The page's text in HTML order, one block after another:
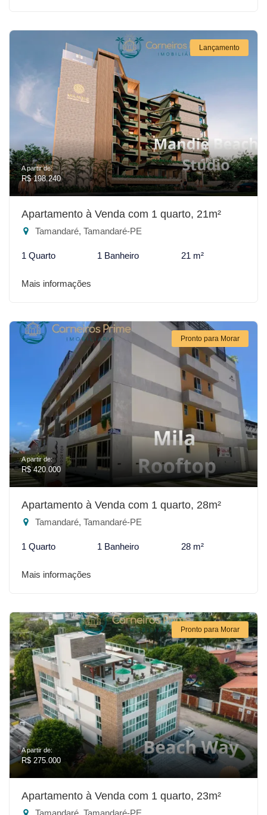
Lançamento
A partir de:
R$ 198.240
Apartamento à Venda com 1 quarto, 21m²
Tamandaré, Tamandaré-PE
1 Quarto 1 Banheiro 21 m²
Mais informações
Pronto para Morar
A partir de:
R$ 420.000
Apartamento à Venda com 1 quarto, 28m²
Tamandaré, Tamandaré-PE
1 Quarto 1 Banheiro 28 m²
Mais informações
Pronto para Morar
A partir de:
R$ 275.000
Apartamento à Venda com 1 quarto, 23m²
Tamandaré, Tamandaré-PE